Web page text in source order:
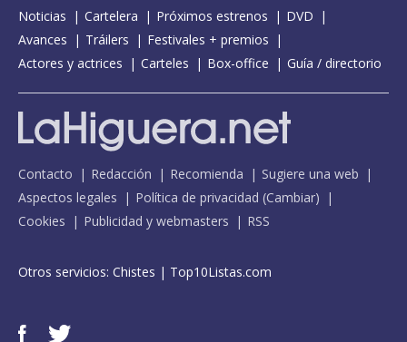
Noticias Cartelera Próximos estrenos
DVD
Avances
Tráilers
Festivales + premios
Actores y actrices
Carteles Box-office Guía / directorio
Contacto Redacción Recomienda
Sugiere una web
Aspectos legales
Política de privacidad (Cambiar)
Cookies
Publicidad y webmasters RSS
Otros servicios: Chistes | Top10Listas.com